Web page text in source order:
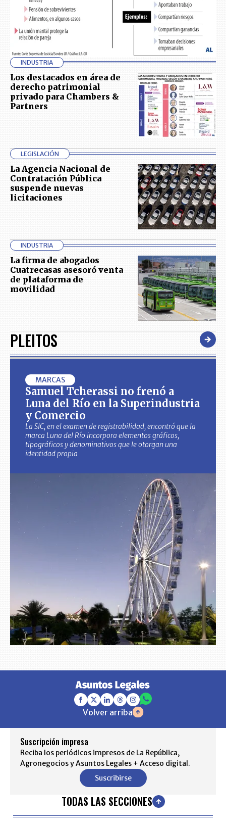
INDUSTRIA
Los destacados en área de
derecho patrimonial
privado para Chambers &
Partners
LEGISLACIÓN
La Agencia Nacional de
Contratación Pública
suspende nuevas
licitaciones
INDUSTRIA
La firma de abogados
Cuatrecasas asesoró venta
de plataforma de
movilidad
PLEITOS
MARCAS
Samuel Tcherassi no frenó a
Luna del Río en la Superindustria
y Comercio
La SIC, en el examen de registrabilidad, encontró que la
marca Luna del Río incorpora elementos gráficos,
tipográficos y denominativos que le otorgan una
identidad propia
Volver arriba
Suscripción impresa
Reciba los periódicos impresos de La República,
Agronegocios y Asuntos Legales + Acceso digital.
Suscribirse
TODAS LAS SECCIONES